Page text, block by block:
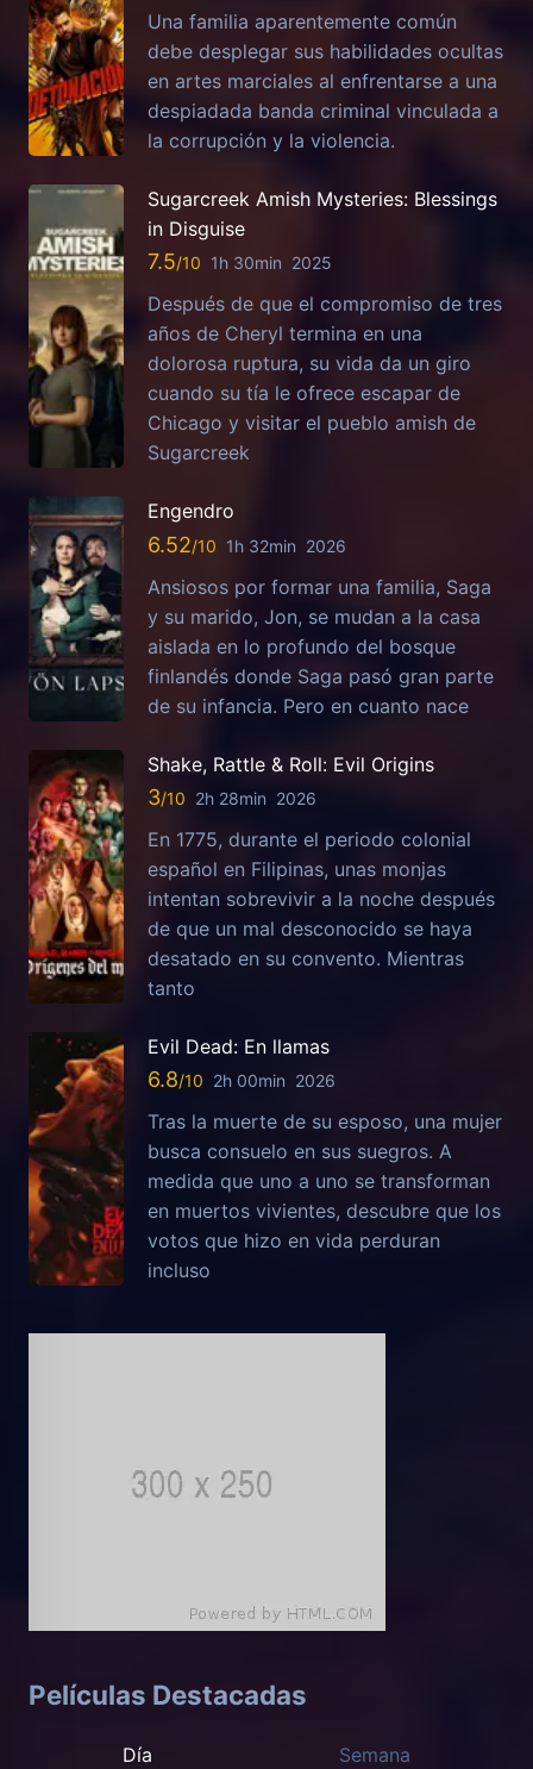
Una familia aparentemente común
debe desplegar sus habilidades ocultas
en artes marciales al enfrentarse a una
despiadada banda criminal vinculada a
la corrupción y la violencia.
Sugarcreek Amish Mysteries: Blessings
in Disguise
7.5 1h 30min 2025
Después de que el compromiso de tres
años de Cheryl termina en una
dolorosa ruptura, su vida da un giro
cuando su tía le ofrece escapar de
Chicago y visitar el pueblo amish de
Sugarcreek
Engendro
6.52 1h 32min 2026
Ansiosos por formar una familia, Saga
y su marido, Jon, se mudan a la casa
aislada en lo profundo del bosque
finlandés donde Saga pasó gran parte
de su infancia. Pero en cuanto nace
Shake, Rattle & Roll: Evil Origins
3 2h 28min 2026
En 1775, durante el periodo colonial
español en Filipinas, unas monjas
intentan sobrevivir a la noche después
de que un mal desconocido se haya
desatado en su convento. Mientras
tanto
Evil Dead: En llamas
6.8 2h 00min 2026
Tras la muerte de su esposo, una mujer
busca consuelo en sus suegros. A
medida que uno a uno se transforman
en muertos vivientes, descubre que los
votos que hizo en vida perduran
incluso
Películas Destacadas
Día Semana